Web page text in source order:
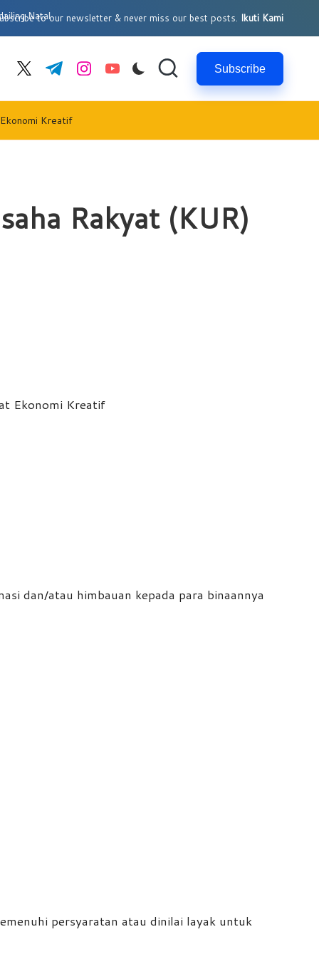
to our newsletter & never miss our best posts. Ikuti Kami
twitter.com
t.me instagram.com
youtube.com Subscribe
Kreatif
Rakyat (KUR)
dan/atau himbauan kepada para binaannya
persyaratan atau dinilai layak untuk